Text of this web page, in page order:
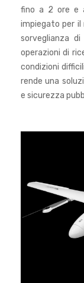
fino a 2 ore e
impiegato per
sorveglianza
operazioni di
condizioni
rende una
e sicurezza